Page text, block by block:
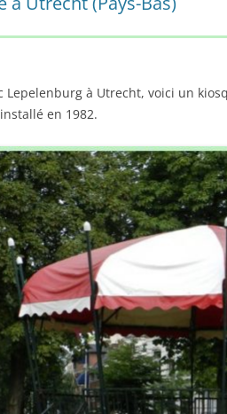
Lepelenburg à Utrecht, voici un
en 1982.